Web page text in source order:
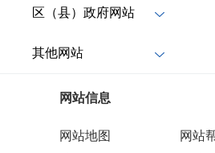
区（县）政府网站
其他网站
网站信息
网站地图
网站